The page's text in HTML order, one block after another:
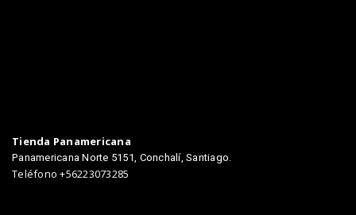
Tienda Panamericana
Panamericana Norte 5151, Conchalí, Santiago.
Teléfono +56223073285